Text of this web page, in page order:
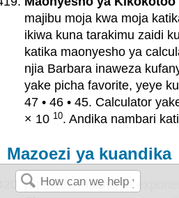
majibu moja kwa moja
ikiwa kuna tarakimu zaidi
katika maonyesho ya
njia Barbara inaweza
yake picha favorite, yeye
47 • 46 • 45. Calculator
× 10 10. Andika nambari
Mazoezi ya kuandika
(a) Eleza maana ya